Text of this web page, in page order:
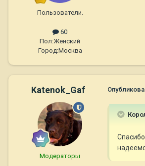
Пользователи.
60
Пол:Женский
Город:Москва
Katenok_Gaf
Модераторы